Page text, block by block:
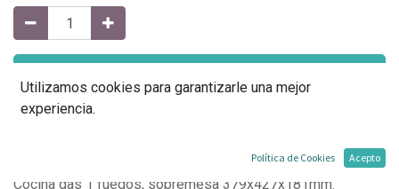
Cocina gas 1 fuegos, sobremesa 379x427x181mm.
Utilizamos cookies para garantizarle una mejor
experiencia.
Política de Cookies Acepto